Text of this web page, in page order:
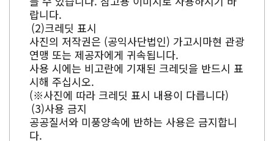
랍니다.
크레딧 표시
사진의 저작권은 (공익사단법인) 가고시마현 관광
연맹 또는 제공자에게 귀속됩니다.
사용 시에는 비고란에 기재된 크레딧을 반드시 표
시해 주십시오.
(※사진에 따라 크레딧 표시 내용이 다릅니다)
사용 금지
공공질서와 미풍양속에 반하는 사용은 금지합니
다.